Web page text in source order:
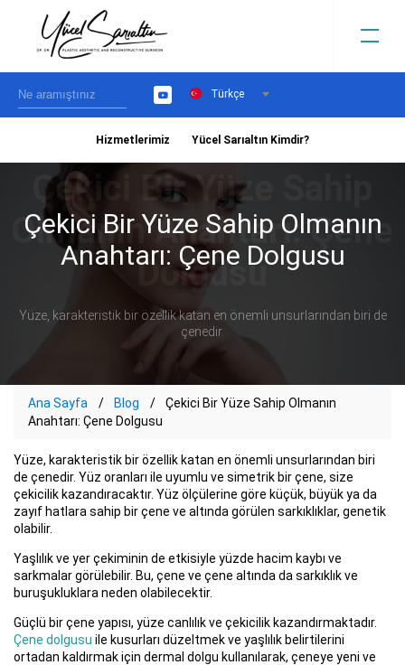
YouTubeTürkçe
Hizmetlerimiz Yücel Sarıaltın Kimdir?
Çekici Bir Yüze Sahip Olmanın
Anahtarı: Çene Dolgusu
Yüze, karakteristik bir özellik katan en önemli unsurlarından biri de
çenedir.
Ana Sayfa Blog
Çekici Bir Yüze Sahip Olmanın
Anahtarı: Çene Dolgusu
Yüze, karakteristik bir özellik katan en önemli unsurlarından biri
de çenedir. Yüz oranları ile uyumlu ve simetrik bir çene, size
çekicilik kazandıracaktır. Yüz ölçülerine göre küçük, büyük ya da
zayıf hatlara sahip bir çene ve altında görülen sarkıklıklar, genetik
olabilir.
Yaşlılık ve yer çekiminin de etkisiyle yüzde hacim kaybı ve
sarkmalar görülebilir. Bu, çene ve çene altında da sarkıklık ve
buruşukluklara neden olabilecektir.
Güçlü bir çene yapısı, yüze canlılık ve çekicilik kazandırmaktadır.
Çene dolgusu ile kusurları düzeltmek ve yaşlılık belirtilerini
ortadan kaldırmak için dermal dolgu kullanılarak, çeneye yeni ve